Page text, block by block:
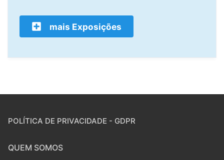
mais Exposições
POLÍTICA DE PRIVACIDADE - GDPR
QUEM SOMOS